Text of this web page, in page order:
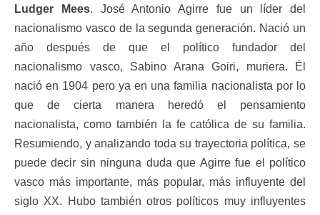
Ludger Mees. José Antonio Agirre fue un líder del
nacionalismo vasco de la segunda generación. Nació un
año después de que el político fundador del
nacionalismo vasco, Sabino Arana Goiri, muriera. Él
nació en 1904 pero ya en una familia nacionalista por lo
que de cierta manera heredó el pensamiento
nacionalista, como también la fe católica de su familia.
Resumiendo, y analizando toda su trayectoria política, se
puede decir sin ninguna duda que Agirre fue el político
vasco más importante, más popular, más influyente del
siglo XX. Hubo también otros políticos muy influyentes